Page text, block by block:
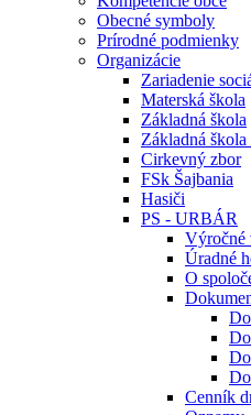
Obecné symboly
Prírodné podmienky
Organizácie
Zariadenie
Materská škola
Základná škola
Základná
Cirkevný zbor
FSk Šajbania
Hasiči
PS - URBÁR
Výročné
Úradné
O
Cenník